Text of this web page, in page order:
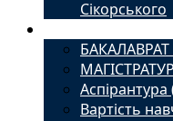
Сікорського
БАКАЛАВРАТ
Вартість